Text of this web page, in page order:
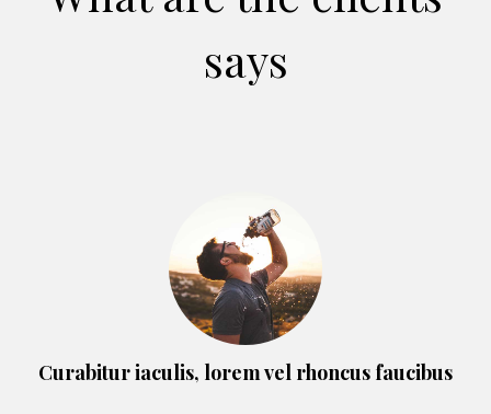
says
Curabitur iaculis, lorem vel rhoncus faucibus